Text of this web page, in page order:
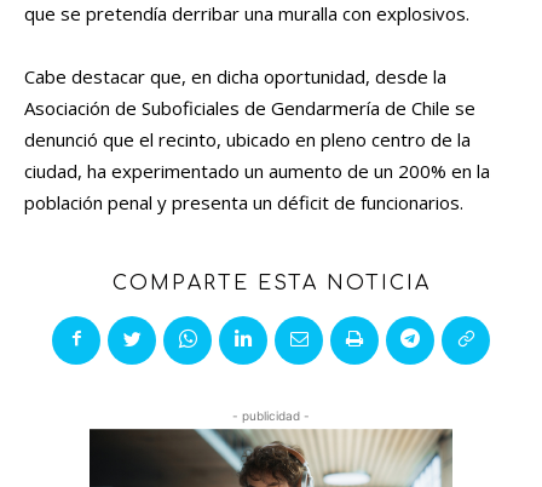
que se pretendía derribar una muralla con explosivos.
Cabe destacar que, en dicha oportunidad, desde la
Asociación de Suboficiales de Gendarmería de Chile se
denunció que el recinto, ubicado en pleno centro de la
ciudad, ha experimentado un aumento de un 200% en la
población penal y presenta un déficit de funcionarios.
COMPARTE ESTA NOTICIA
- publicidad -